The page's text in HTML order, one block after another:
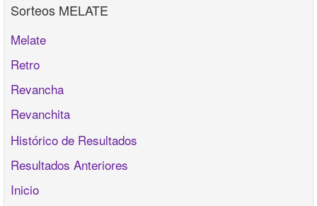
Sorteos MELATE
Melate
Retro
Revancha
Revanchita
Histórico de Resultados
Resultados Anteriores
Inicio